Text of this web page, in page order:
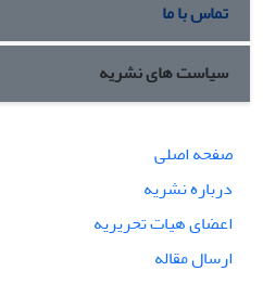
تماس با ما
سیاست های نشریه
صفحه اصلی
درباره نشریه
اعضای هیات تحریریه
ارسال مقاله